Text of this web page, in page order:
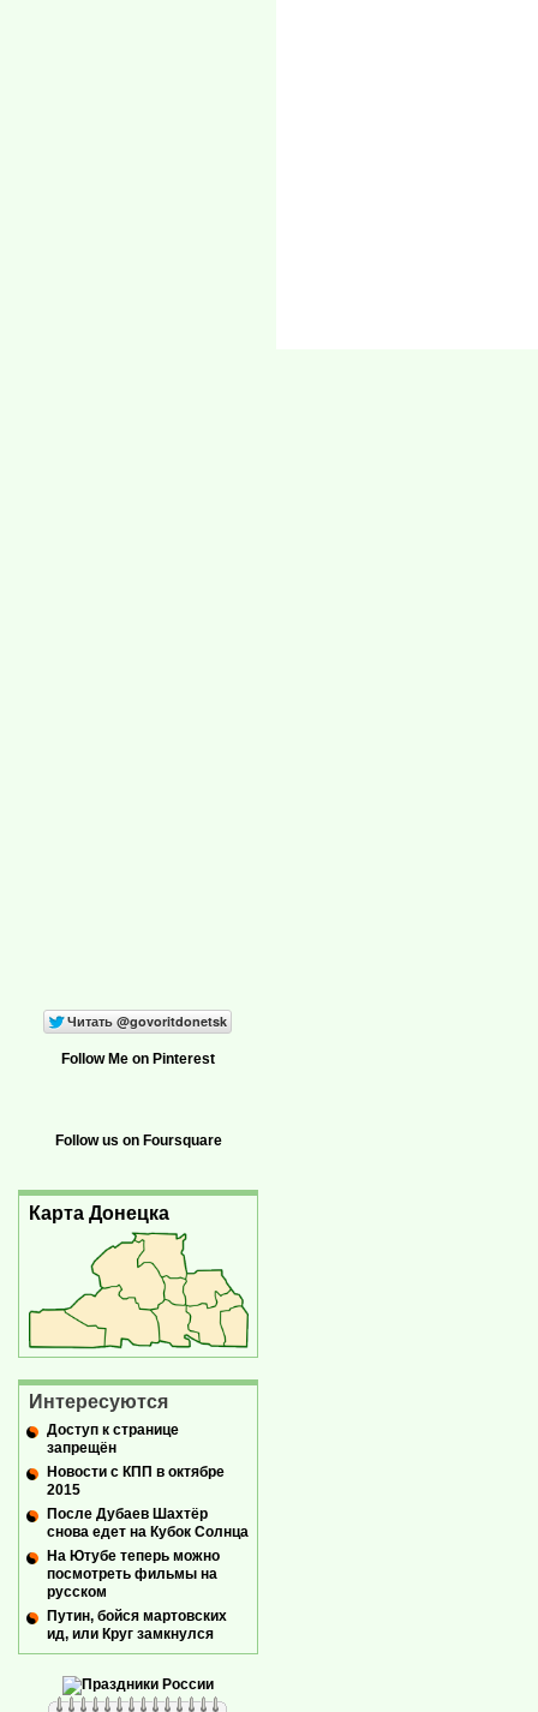
Follow Me on Pinterest
Follow us on Foursquare
Карта Донецка
Интересуются
Доступ к странице
запрещён
Новости с КПП в октябре
2015
После Дубаев Шахтёр
снова едет на Кубок Солнца
На Ютубе теперь можно
посмотреть фильмы на
русском
Путин, бойся мартовских
ид, или Круг замкнулся